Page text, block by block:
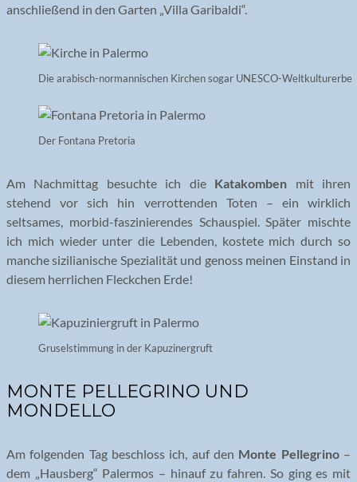
anschließend in den Garten „Villa Garibaldi“.
Die arabisch-normannischen Kirchen sogar UNESCO-Weltkulturerbe
Der Fontana Pretoria
Am Nachmittag besuchte ich die Katakomben mit ihren
stehend vor sich hin verrottenden Toten – ein wirklich
seltsames, morbid-faszinierendes Schauspiel. Später mischte
ich mich wieder unter die Lebenden, kostete mich durch so
manche sizilianische Spezialität und genoss meinen Einstand in
diesem herrlichen Fleckchen Erde!
Gruselstimmung in der Kapuzinergruft
MONTE PELLEGRINO UND
MONDELLO
Am folgenden Tag beschloss ich, auf den Monte Pellegrino–
dem „Hausberg“ Palermos – hinauf zu fahren. So ging es mit